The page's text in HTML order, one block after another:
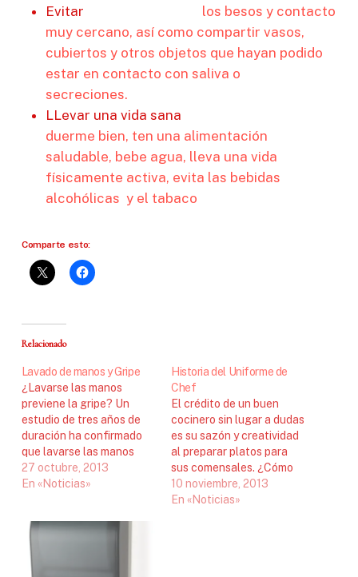
Evitar los besos y contacto
muy cercano, así como compartir vasos,
cubiertos y otros objetos que hayan podido
estar en contacto con saliva o
secreciones.
LLevar una vida sana
duerme bien, ten una alimentación
saludable, bebe agua, lleva una vida
físicamente activa, evita las bebidas
alcohólicas y el tabaco
Comparte esto:
Relacionado
Lavado de manos y Gripe
¿Lavarse las manos
previene la gripe? Un
estudio de tres años de
duración ha confirmado
que lavarse las manos
ayuda a prevenir la gripe.
El proyecto, liderado por
en Red de Epidemiología y
Salud Pública
(CIBERESP) y el de
27 octubre, 2013
En «Noticias»
Historia del Uniforme de
Chef
El crédito de un buen
cocinero sin lugar a dudas
es su sazón y creatividad
al preparar platos para
sus comensales. ¿Cómo
se llegó a los uniformes
para chef?. Recordemos
10 noviembre, 2013
En «Noticias»